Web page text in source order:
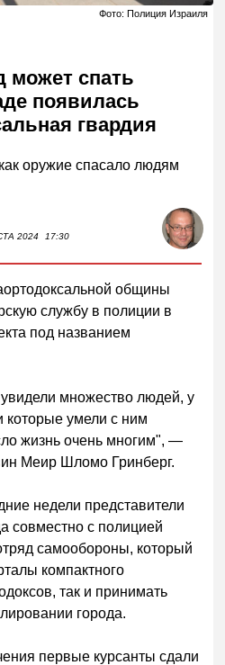
Фото: Полиция Израиля
спать
появилась
гвардия
оружие спасало людям
2024 17:30
общины
службу в полиции в
под названием
множество людей, у
которые умели с ним
жизнь очень многим", —
Меир Шломо Гринберг.
недели представители
совместно с полицией
самообороны, который
компактного
так и принимать
города.
первые курсанты сдали